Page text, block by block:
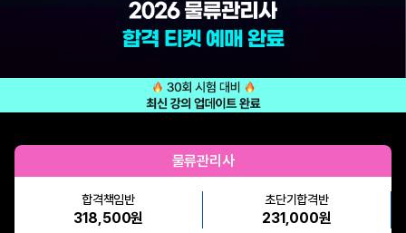
물류관리사
합격책임반
318,500원
초단기합격반
231,000원